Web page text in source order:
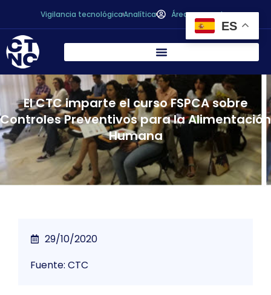
Vigilancia tecnológicaAnalítica Área personal
El CTC imparte el curso FSPCA sobre
Controles Preventivos para la Alimentación
Humana
29/10/2020
Fuente: CTC
ES